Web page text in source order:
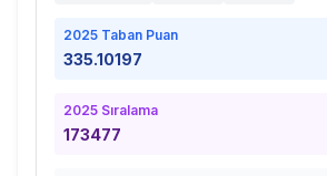
2025 Taban Puan
335.10197
2025 Sıralama
173477